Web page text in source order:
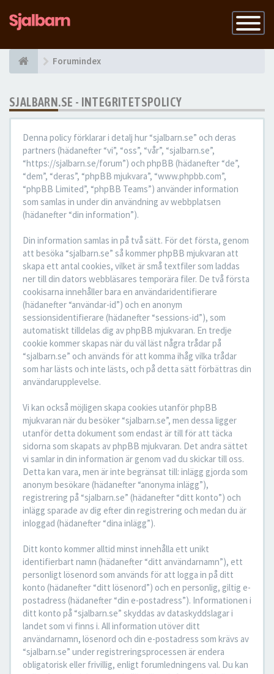
Slå
på
Forumindex
SJALBARN.SE - INTEGRITETSPOLICY
Denna policy förklarar i detalj hur “sjalbarn.se” och deras
partners (hädanefter “vi”, “oss”, “vår”, “sjalbarn.se”,
“https://sjalbarn.se/forum”) och phpBB (hädanefter “de”,
“dem”, “deras”, “phpBB mjukvara”, “www.phpbb.com”,
“phpBB Limited”, “phpBB Teams”) använder information
som samlas in under din användning av webbplatsen
(hädanefter “din information”).
Din information samlas in på två sätt. För det första, genom
att besöka “sjalbarn.se” så kommer phpBB mjukvaran att
skapa ett antal cookies, vilket är små textfiler som laddas
ner till din dators webbläsares temporära filer. De två första
cookisarna innehåller bara en användaridentifierare
(hädanefter “användar-id”) och en anonym
sessionsidentifierare (hädanefter “sessions-id”), som
automatiskt tilldelas dig av phpBB mjukvaran. En tredje
cookie kommer skapas när du väl läst några trådar på
“sjalbarn.se” och används för att komma ihåg vilka trådar
som har lästs och inte lästs, och på detta sätt förbättras din
användarupplevelse.
Vi kan också möjligen skapa cookies utanför phpBB
mjukvaran när du besöker “sjalbarn.se”, men dessa ligger
utanför detta dokument som endast är till för att täcka
sidorna som skapats av phpBB mjukvaran. Det andra sättet
vi samlar in din information är genom vad du skickar till oss.
Detta kan vara, men är inte begränsat till: inlägg gjorda som
anonym besökare (hädanefter “anonyma inlägg”),
registrering på “sjalbarn.se” (hädanefter “ditt konto”) och
inlägg sparade av dig efter din registrering och medan du är
inloggad (hädanefter “dina inlägg”).
Ditt konto kommer alltid minst innehålla ett unikt
identifierbart namn (hädanefter “ditt användarnamn”), ett
personligt lösenord som används för att logga in på ditt
konto (hädanefter “ditt lösenord”) och en personlig, giltig e-
postadress (hädanefter “din e-postadress”). Informationen i
ditt konto på “sjalbarn.se” skyddas av dataskyddslagar i
landet som vi finns i. All information utöver ditt
användarnamn, lösenord och din e-postadress som krävs av
“sjalbarn.se” under registreringsprocessen är endera
obligatorisk eller frivillig, enligt forumledningens val. Du kan